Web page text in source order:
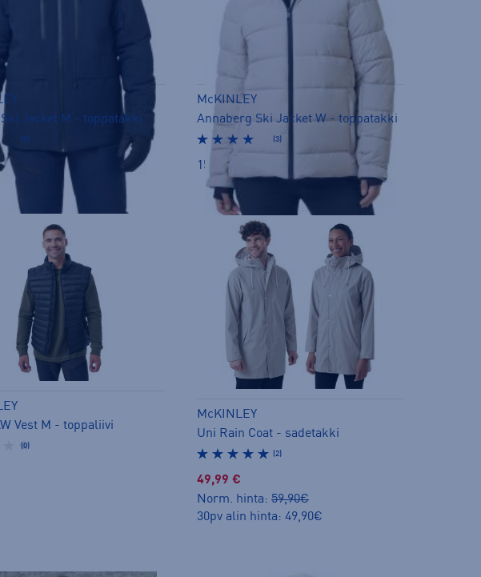
Ski Jacket M - toppatakki
(0)
McKINLEY
Annaberg Ski Jacket W - toppatakki
(3)
159,00 €
Vest M - toppaliivi
(0)
McKINLEY
Uni Rain Coat - sadetakki
(2)
49,99 €
Norm. hinta: 59,90€
30pv alin hinta: 49,90€